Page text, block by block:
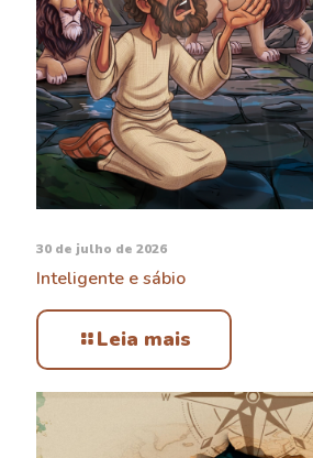
30 de julho de 2026
Inteligente e sábio
Leia mais